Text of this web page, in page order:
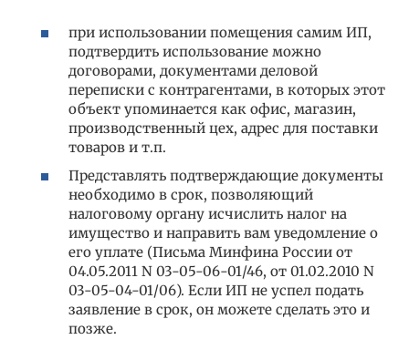
при использовании помещения самим ИП,
подтвердить использование можно
договорами, документами деловой
переписки с контрагентами, в которых этот
объект упоминается как офис, магазин,
производственный цех, адрес для поставки
товаров и т.п.
Представлять подтверждающие документы
необходимо в срок, позволяющий
налоговому органу исчислить налог на
имущество и направить вам уведомление о
его уплате (Письма Минфина России от
04.05.2011 N 03-05-06-01/46, от 01.02.2010 N
03-05-04-01/06). Если ИП не успел подать
заявление в срок, он можете сделать это и
позже.